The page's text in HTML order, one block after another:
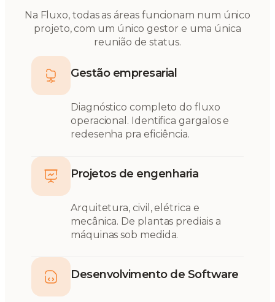
Na Fluxo, todas as áreas funcionam num único
projeto, com um único gestor e uma única
reunião de status.
Gestão empresarial
Diagnóstico completo do fluxo
operacional. Identifica gargalos e
redesenha pra eficiência.
Projetos de engenharia
Arquitetura, civil, elétrica e
mecânica. De plantas prediais a
máquinas sob medida.
Desenvolvimento de Software